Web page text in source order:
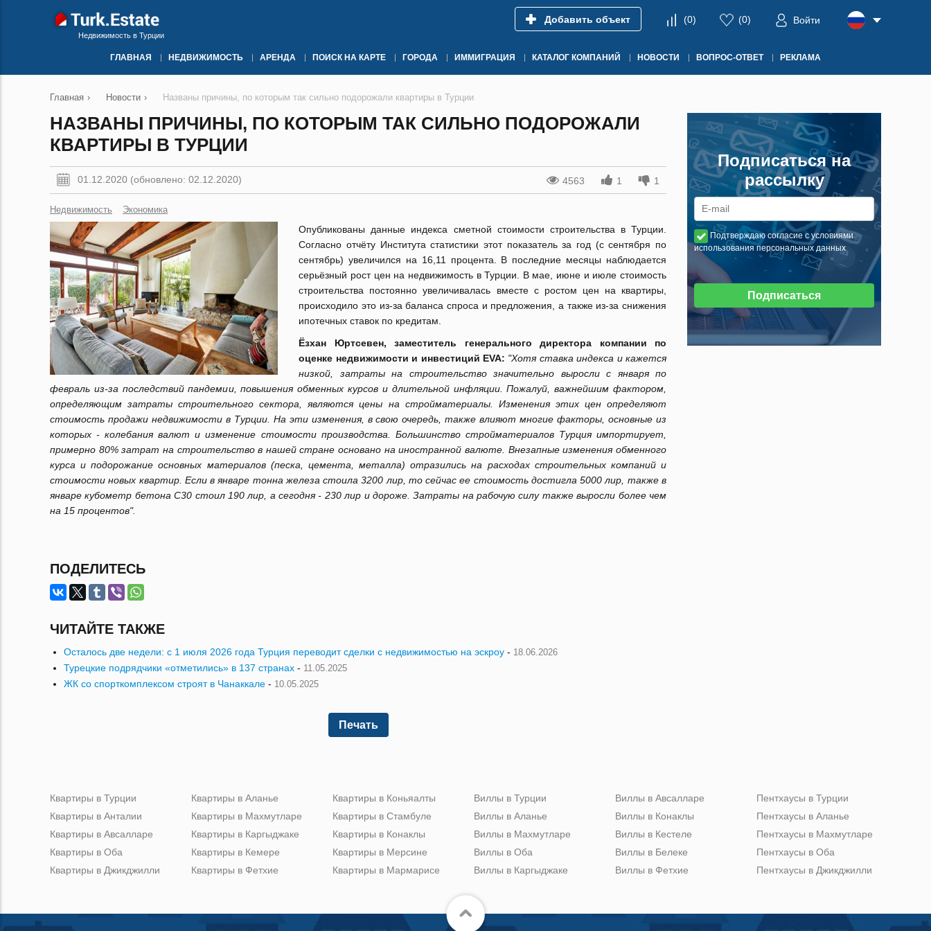
Недвижимость в Турции
Добавить объект (0) (0) Войти
ГЛАВНАЯ НЕДВИЖИМОСТЬ АРЕНДА ПОИСК НА КАРТЕ ГОРОДА ИММИГРАЦИЯ КАТАЛОГ КОМПАНИЙ НОВОСТИ ВОПРОС-ОТВЕТ РЕКЛАМА
Главная › Новости › Названы причины, по которым так сильно подорожали квартиры в Турции
НАЗВАНЫ ПРИЧИНЫ, ПО КОТОРЫМ ТАК СИЛЬНО ПОДОРОЖАЛИ
КВАРТИРЫ В ТУРЦИИ
01.12.2020 (обновлено: 02.12.2020) 4563 1 1
Недвижимость Экономика
Опубликованы данные индекса сметной стоимости строительства в Турции.
Согласно отчёту Института статистики этот показатель за год (с сентября по
сентябрь) увеличился на 16,11 процента. В последние месяцы наблюдается
серьёзный рост цен на недвижимость в Турции. В мае, июне и июле стоимость
строительства постоянно увеличивалась вместе с ростом цен на квартиры,
происходило это из-за баланса спроса и предложения, а также из-за снижения
ипотечных ставок по кредитам.
Ёзхан Юртсевен, заместитель генерального директора компании по
оценке недвижимости и инвестиций EVA: "Хотя ставка индекса и кажется
низкой, затраты на строительство значительно выросли с января по
февраль из-за последствий пандемии, повышения обменных курсов и длительной инфляции. Пожалуй, важнейшим фактором,
определяющим затраты строительного сектора, являются цены на стройматериалы. Изменения этих цен определяют
стоимость продажи недвижимости в Турции. На эти изменения, в свою очередь, также влияют многие факторы, основные из
которых - колебания валют и изменение стоимости производства. Большинство стройматериалов Турция импортирует,
примерно 80% затрат на строительство в нашей стране основано на иностранной валюте. Внезапные изменения обменного
курса и подорожание основных материалов (песка, цемента, металла) отразились на расходах строительных компаний и
стоимости новых квартир. Если в январе тонна железа стоила 3200 лир, то сейчас ее стоимость достигла 5000 лир, также в
январе кубометр бетона C30 стоил 190 лир, а сегодня - 230 лир и дороже. Затраты на рабочую силу также выросли более чем
на 15 процентов".
ПОДЕЛИТЕСЬ
ЧИТАЙТЕ ТАКЖЕ
Осталось две недели: с 1 июля 2026 года Турция переводит сделки с недвижимостью на эскроу - 18.06.2026
Турецкие подрядчики «отметились» в 137 странах - 11.05.2025
ЖК со спорткомплексом строят в Чанаккале - 10.05.2025
Печать
Подписаться на
рассылку
Подтверждаю согласие с условиями
использования персональных данных
Подписаться
Квартиры в Турции
Квартиры в Анталии
Квартиры в Авсалларе
Квартиры в Оба
Квартиры в Джикджилли
Квартиры в Аланье
Квартиры в Махмутларе
Квартиры в Каргыджаке
Квартиры в Кемере
Квартиры в Фетхие
Квартиры в Коньяалты
Квартиры в Стамбуле
Квартиры в Конаклы
Квартиры в Мерсине
Квартиры в Мармарисе
Виллы в Турции
Виллы в Аланье
Виллы в Махмутларе
Виллы в Оба
Виллы в Каргыджаке
Виллы в Авсалларе
Виллы в Конаклы
Виллы в Кестеле
Виллы в Белеке
Виллы в Фетхие
Пентхаусы в Турции
Пентхаусы в Аланье
Пентхаусы в Махмутларе
Пентхаусы в Оба
Пентхаусы в Джикджилли